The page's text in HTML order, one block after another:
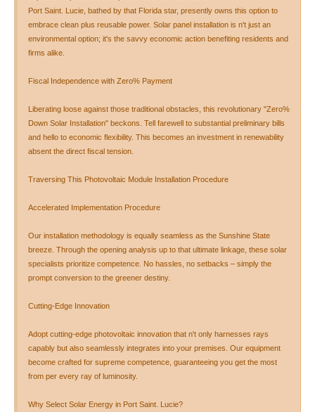
Port Saint. Lucie, bathed by that Florida star, presently owns this option to
embrace clean plus reusable power. Solar panel installation is n't just an
environmental option; it's the savvy economic action benefiting residents and
firms alike.
Fiscal Independence with Zero% Payment
Liberating loose against those traditional obstacles, this revolutionary "Zero%
Down Solar Installation" beckons. Tell farewell to substantial preliminary bills
and hello to economic flexibility. This becomes an investment in renewability
absent the direct fiscal tension.
Traversing This Photovoltaic Module Installation Procedure
Accelerated Implementation Procedure
Our installation methodology is equally seamless as the Sunshine State
breeze. Through the opening analysis up to that ultimate linkage, these solar
specialists prioritize competence. No hassles, no setbacks – simply the
prompt conversion to the greener destiny.
Cutting-Edge Innovation
Adopt cutting-edge photovoltaic innovation that n't only harnesses rays
capably but also seamlessly integrates into your premises. Our equipment
become crafted for supreme competence, guaranteeing you get the most
from per every ray of luminosity.
Why Select Solar Energy in Port Saint. Lucie?